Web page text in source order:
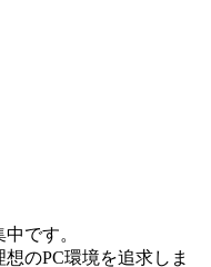
中です。
のPC環境を追求しま